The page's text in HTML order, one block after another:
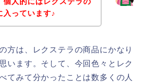
入っています♪
方は、レクステラの商品にかなり
います。そして、今回色々とレク
てみて分かったことは数多くの人